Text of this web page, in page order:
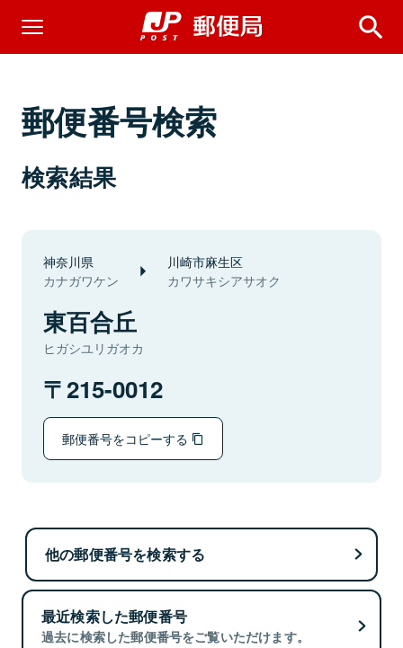
郵便番号検索
検索結果
神奈川県
カナガワケン
川崎市麻生区
カワサキシアサオク
東百合丘
ヒガシユリガオカ
215-0012
郵便番号をコピーする
他の郵便番号を検索する
最近検索した郵便番号
過去に検索した郵便番号をご覧いただけます。